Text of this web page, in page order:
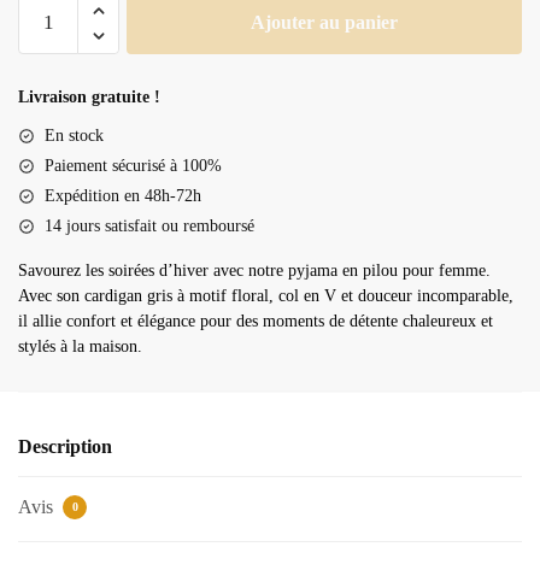
en
pour
femme
Ajouter au panier
Livraison gratuite !
En stock
Paiement sécurisé à 100%
Expédition en 48h-72h
14 jours satisfait ou remboursé
Savourez les soirées d’hiver avec notre pyjama en pilou pour femme.
Avec son cardigan gris à motif floral, col en V et douceur incomparable,
il allie confort et élégance pour des moments de détente chaleureux et
stylés à la maison.
Description
Avis 0